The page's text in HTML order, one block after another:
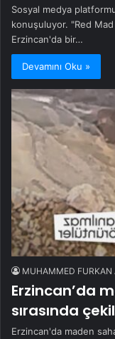
Sosyal medya
konuşuluyor. "Red
Erzincan'da bir…
Devamını Oku »
MUHAMMED FURKAN
Erzincan’da
sırasında
Erzincan'da maden